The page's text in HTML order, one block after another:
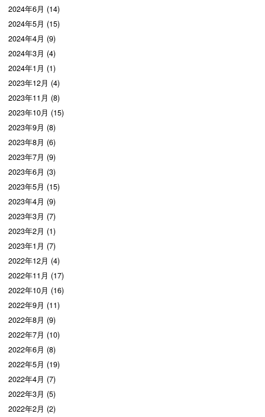
2024年6月 (14)
2024年5月 (15)
2024年4月 (9)
2024年3月 (4)
2024年1月 (1)
2023年12月 (4)
2023年11月 (8)
2023年10月 (15)
2023年9月 (8)
2023年8月 (6)
2023年7月 (9)
2023年6月 (3)
2023年5月 (15)
2023年4月 (9)
2023年3月 (7)
2023年2月 (1)
2023年1月 (7)
2022年12月 (4)
2022年11月 (17)
2022年10月 (16)
2022年9月 (11)
2022年8月 (9)
2022年7月 (10)
2022年6月 (8)
2022年5月 (19)
2022年4月 (7)
2022年3月 (5)
2022年2月 (2)